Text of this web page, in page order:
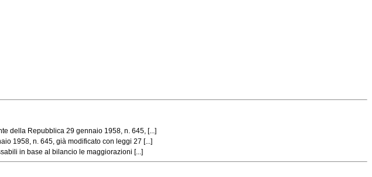
della Repubblica 29 gennaio 1958, n. 645, [...]
1958, n. 645, già modificato con leggi 27 [...]
in base al bilancio le maggiorazioni [...]